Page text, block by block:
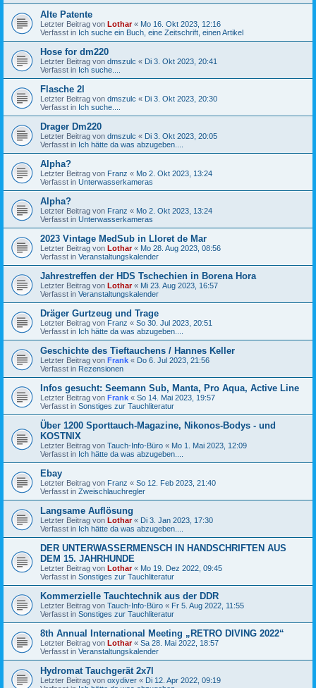
Alte Patente
Letzter Beitrag von Lothar« Mo 16. Okt 2023, 12:16
Verfasst in Ich suche ein Buch, eine Zeitschrift, einen Artikel
Hose for dm220
Letzter Beitrag von dmszulc « Di 3. Okt 2023, 20:41
Verfasst in Ich suche....
Flasche 2l
Letzter Beitrag von dmszulc « Di 3. Okt 2023, 20:30
Verfasst in Ich suche....
Drager Dm220
Letzter Beitrag von dmszulc « Di 3. Okt 2023, 20:05
Verfasst in Ich hätte da was abzugeben....
Alpha?
Letzter Beitrag von Franz « Mo 2. Okt 2023, 13:24
Verfasst in Unterwasserkameras
Alpha?
Letzter Beitrag von Franz « Mo 2. Okt 2023, 13:24
Verfasst in Unterwasserkameras
2023 Vintage MedSub in Lloret de Mar
Letzter Beitrag von Lothar« Mo 28. Aug 2023, 08:56
Verfasst in Veranstaltungskalender
Jahrestreffen der HDS Tschechien in Borena Hora
Letzter Beitrag von Lothar« Mi 23. Aug 2023, 16:57
Verfasst in Veranstaltungskalender
Dräger Gurtzeug und Trage
Letzter Beitrag von Franz « So 30. Jul 2023, 20:51
Verfasst in Ich hätte da was abzugeben....
Geschichte des Tieftauchens / Hannes Keller
Letzter Beitrag von Frank « Do 6. Jul 2023, 21:56
Verfasst in Rezensionen
Infos gesucht: Seemann Sub, Manta, Pro Aqua, Active Line
Letzter Beitrag von Frank « So 14. Mai 2023, 19:57
Verfasst in Sonstiges zur Tauchliteratur
Über 1200 Sporttauch-Magazine, Nikonos-Bodys - und
KOSTNIX
Letzter Beitrag von Tauch-Info-Büro « Mo 1. Mai 2023, 12:09
Verfasst in Ich hätte da was abzugeben....
Ebay
Letzter Beitrag von Franz « So 12. Feb 2023, 21:40
Verfasst in Zweischlauchregler
Langsame Auflösung
Letzter Beitrag von Lothar« Di 3. Jan 2023, 17:30
Verfasst in Ich hätte da was abzugeben....
DER UNTERWASSERMENSCH IN HANDSCHRIFTEN AUS
DEM 15. JAHRHUNDE
Letzter Beitrag von Lothar« Mo 19. Dez 2022, 09:45
Verfasst in Sonstiges zur Tauchliteratur
Kommerzielle Tauchtechnik aus der DDR
Letzter Beitrag von Tauch-Info-Büro « Fr 5. Aug 2022, 11:55
Verfasst in Sonstiges zur Tauchliteratur
8th Annual International Meeting „RETRO DIVING 2022“
Letzter Beitrag von Lothar« Sa 28. Mai 2022, 18:57
Verfasst in Veranstaltungskalender
Hydromat Tauchgerät 2x7l
Letzter Beitrag von oxydiver « Di 12. Apr 2022, 09:19